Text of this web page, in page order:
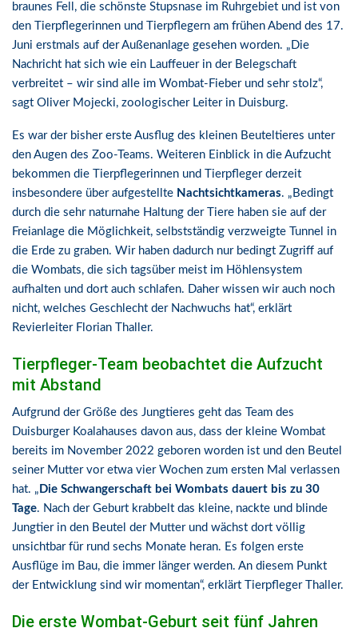
braunes Fell, die schönste Stupsnase im Ruhrgebiet und ist von
den Tierpflegerinnen und Tierpflegern am frühen Abend des 17.
Juni erstmals auf der Außenanlage gesehen worden. „Die
Nachricht hat sich wie ein Lauffeuer in der Belegschaft
verbreitet – wir sind alle im Wombat-Fieber und sehr stolz“,
sagt Oliver Mojecki, zoologischer Leiter in Duisburg.
Es war der bisher erste Ausflug des kleinen Beuteltieres unter
den Augen des Zoo-Teams. Weiteren Einblick in die Aufzucht
bekommen die Tierpflegerinnen und Tierpfleger derzeit
insbesondere über aufgestellte Nachtsichtkameras. „Bedingt
durch die sehr naturnahe Haltung der Tiere haben sie auf der
Freianlage die Möglichkeit, selbstständig verzweigte Tunnel in
die Erde zu graben. Wir haben dadurch nur bedingt Zugriff auf
die Wombats, die sich tagsüber meist im Höhlensystem
aufhalten und dort auch schlafen. Daher wissen wir auch noch
nicht, welches Geschlecht der Nachwuchs hat“, erklärt
Revierleiter Florian Thaller.
Tierpfleger-Team beobachtet die Aufzucht
mit Abstand
Aufgrund der Größe des Jungtieres geht das Team des
Duisburger Koalahauses davon aus, dass der kleine Wombat
bereits im November 2022 geboren worden ist und den Beutel
seiner Mutter vor etwa vier Wochen zum ersten Mal verlassen
hat. „ Die Schwangerschaft bei Wombats dauert bis zu 30
Tage. Nach der Geburt krabbelt das kleine, nackte und blinde
Jungtier in den Beutel der Mutter und wächst dort völlig
unsichtbar für rund sechs Monate heran. Es folgen erste
Ausflüge im Bau, die immer länger werden. An diesem Punkt
der Entwicklung sind wir momentan“, erklärt Tierpfleger Thaller.
Die erste Wombat-Geburt seit fünf Jahren